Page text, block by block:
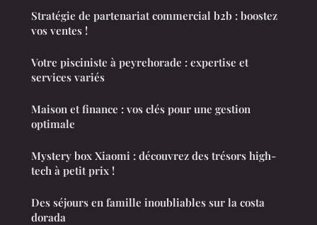
Stratégie de partenariat commercial b2b : boostez
vos ventes !
Votre pisciniste à peyrehorade : expertise et
services variés
Maison et finance : vos clés pour une gestion
optimale
Mystery box Xiaomi : découvrez des trésors high-
tech à petit prix !
Des séjours en famille inoubliables sur la costa
dorada